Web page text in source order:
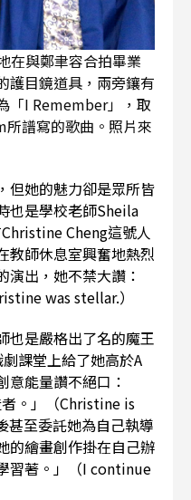
在與鄭聿容合拍畢業
護目鏡道具，兩旁鑲有
「I Remember」，取
譜寫的歌曲。照片來
但她的魅力卻是眾所皆
也是學校老師Sheila
Cheng這號人
教師休息室興奮地熱烈
演出，她不禁大讚：
was stellar.）
也是嚴格出了名的魔王
課堂上給了她高於A
意能量讚不絕口：
。」（Christine is
至委託她為自己執導
的繪畫創作掛在自己辦
習著。」（I continue